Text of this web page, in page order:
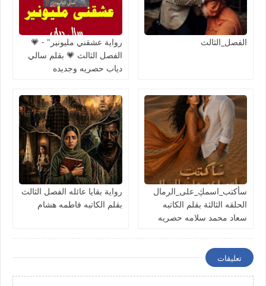
الفصل_الثالث
رواية عشقني مليونير" - 💗
الفصل الثالث 💗 بقلم سالي
دياب حصريه وجديده
سأكتب_اسمكِ_على_الرمال
الحلقه الثالثة بقلم الكاتبه
سعاد محمد سلامه حصريه
رواية بقايا عائله الفصل الثالث
بقلم الكاتبه فاطمه هشام
تعليقات